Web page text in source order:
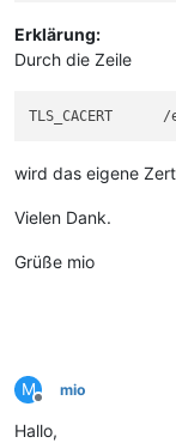
Erklärung:
Durch die Zeile
wird das eigene
Vielen Dank.
Grüße mio
M
Offline
mio
Hallo,